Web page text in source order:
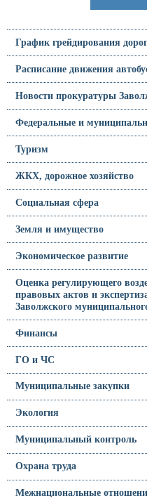
График грейдирования дорог
Расписание движения
Новости прокуратуры
Федеральные и
Туризм
ЖКХ, дорожное хозяйство
Социальная сфера
Земля и имущество
Экономическое развитие
Оценка регулирующего
правовых актов и
Заволжского
Финансы
ГО и ЧС
Муниципальные закупки
Экология
Муниципальный контроль
Охрана труда
Межнациональные